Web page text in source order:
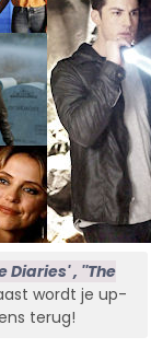
Diaries' , ''The
wordt je up-
terug!